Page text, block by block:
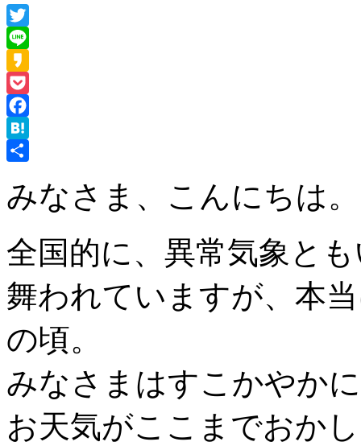
Twitter
Line
Kakao
Pocket
Facebook
Hatena
有
みなさま、こんにちは。
全国的に、異常気象と
舞われていますが、本
の頃。
みなさまはすこかやか
お天気がここまでおか